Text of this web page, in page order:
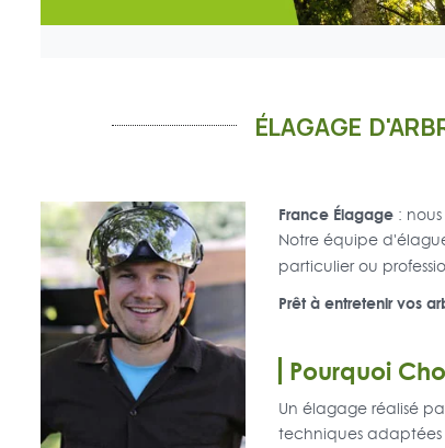
ÉLAGAGE
France Élagage: nous
Notre équipe
particulier ou
Prêt à entretenir vos
Pourquoi
Un élagage réalisé
techniques adaptées